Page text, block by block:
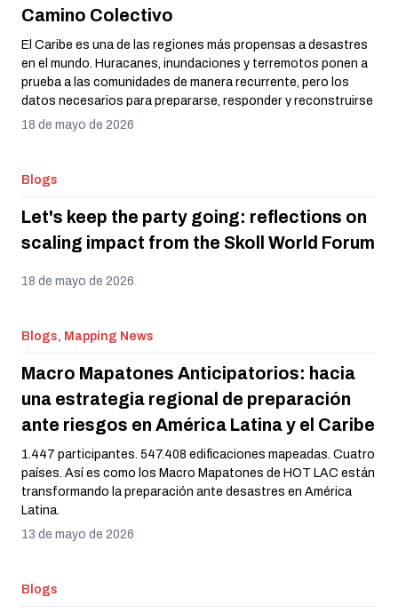
código abierto para construir un futuro más resiliente. Al
fortalecer a los líderes locales para mapear sus propias
vulnerabilidades, este programa ha creado una base digital
para la reducción del riesgo de desastres tan diversa como
las propias islas. Este artículo explora el impacto de estos
cuatro proyectos y cómo, en conjunto, están fortaleciendo la
capacidad de la región para hacer frente a las amenazas
Camino Colectivo
El Caribe es una de las regiones más propensas a desastres
en el mundo. Huracanes, inundaciones y terremotos ponen a
prueba a las comunidades de manera recurrente, pero los
datos necesarios para prepararse, responder y reconstruirse
siguen siendo fragmentados, costosos y a menudo
la región para cambiar esta situación, utilizando herramientas
de mapeo de código abierto y enfoques centrados en la
comunidad para llenar brechas críticas de datos. Este artículo
dirigimos.
18 de mayo de 2026
Blogs
Let's keep the party going: reflections on
scaling impact from the Skoll World Forum
18 de mayo de 2026
Blogs, Mapping News
Macro Mapatones Anticipatorios: hacia
una estrategia regional de preparación
ante riesgos en América Latina y el Caribe
1.447 participantes. 547.408 edificaciones mapeadas. Cuatro
países. Así es como los Macro Mapatones de HOT LAC están
transformando la preparación ante desastres en América
Latina.
13 de mayo de 2026
Blogs